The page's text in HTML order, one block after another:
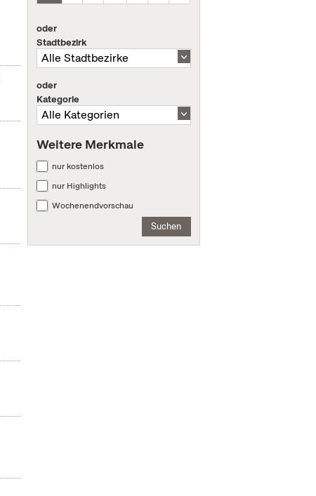
oder
Stadtbezirk
oder
Kategorie
Weitere Merkmale
nur kostenlos
nur Highlights
Wochenendvorschau
Suchen